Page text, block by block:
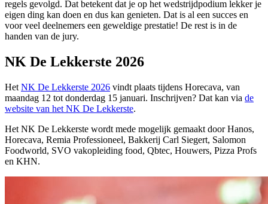
regels gevolgd. Dat betekent dat je op het wedstrijdpodium lekker je
eigen ding kan doen en dus kan genieten. Dat is al een succes en
voor veel deelnemers een geweldige prestatie! De rest is in de
handen van de jury.
NK De Lekkerste 2026
Het NK De Lekkerste 2026 vindt plaats tijdens Horecava, van
maandag 12 tot donderdag 15 januari. Inschrijven? Dat kan via de
website van het NK De Lekkerste.
Het NK De Lekkerste wordt mede mogelijk gemaakt door Hanos,
Horecava, Remia Professioneel, Bakkerij Carl Siegert, Salomon
Foodworld, SVO vakopleiding food, Qbtec, Houwers, Pizza Profs
en KHN.